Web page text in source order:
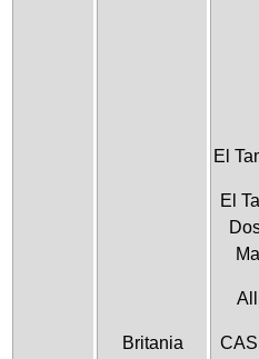
Britania
El
El